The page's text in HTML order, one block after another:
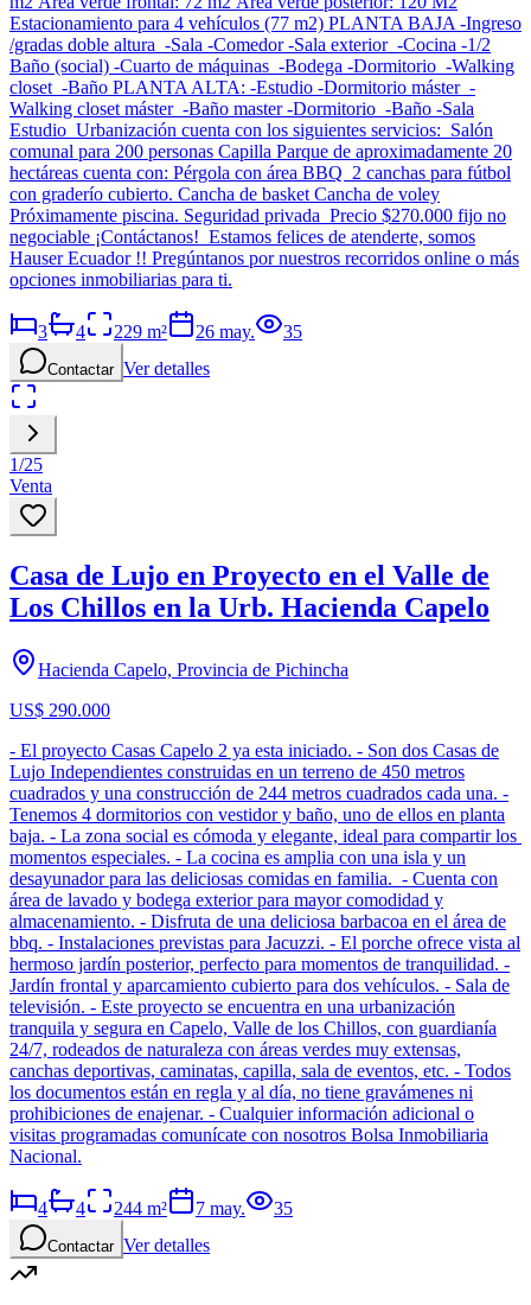
Estacionamiento para 4 vehículos (77 m2) PLANTA BAJA -Ingreso
/gradas doble altura -Sala -Comedor -Sala exterior -Cocina -1/2
Baño (social) -Cuarto de máquinas -Bodega -Dormitorio -Walking
closet -Baño PLANTA ALTA: -Estudio -Dormitorio máster -
Walking closet máster -Baño master -Dormitorio -Baño -Sala
Estudio Urbanización cuenta con los siguientes servicios: Salón
comunal para 200 personas Capilla Parque de aproximadamente 20
hectáreas cuenta con: Pérgola con área BBQ 2 canchas para fútbol
con graderío cubierto. Cancha de basket Cancha de voley
Próximamente piscina. Seguridad privada Precio $270.000 fijo no
negociable ¡Contáctanos! Estamos felices de atenderte, somos
Hauser Ecuador !! Pregúntanos por nuestros recorridos online o más
opciones inmobiliarias para ti.
3 4 229 m² 26 may. 35
Contactar Ver detalles
1/25
Venta
Casa de Lujo en Proyecto en el Valle de
Los Chillos en la Urb. Hacienda Capelo
Hacienda Capelo, Provincia de Pichincha
US$ 290.000
- El proyecto Casas Capelo 2 ya esta iniciado. - Son dos Casas de
Lujo Independientes construidas en un terreno de 450 metros
cuadrados y una construcción de 244 metros cuadrados cada una. -
Tenemos 4 dormitorios con vestidor y baño, uno de ellos en planta
baja. - La zona social es cómoda y elegante, ideal para compartir los
momentos especiales. - La cocina es amplia con una isla y un
desayunador para las deliciosas comidas en familia. - Cuenta con
área de lavado y bodega exterior para mayor comodidad y
almacenamiento. - Disfruta de una deliciosa barbacoa en el área de
bbq. - Instalaciones previstas para Jacuzzi. - El porche ofrece vista al
hermoso jardín posterior, perfecto para momentos de tranquilidad. -
Jardín frontal y aparcamiento cubierto para dos vehículos. - Sala de
televisión. - Este proyecto se encuentra en una urbanización
tranquila y segura en Capelo, Valle de los Chillos, con guardianía
24/7, rodeados de naturaleza con áreas verdes muy extensas,
canchas deportivas, caminatas, capilla, sala de eventos, etc. - Todos
los documentos están en regla y al día, no tiene gravámenes ni
prohibiciones de enajenar. - Cualquier información adicional o
visitas programadas comunícate con nosotros Bolsa Inmobiliaria
Nacional.
4 4 244 m² 7 may. 35
Contactar Ver detalles